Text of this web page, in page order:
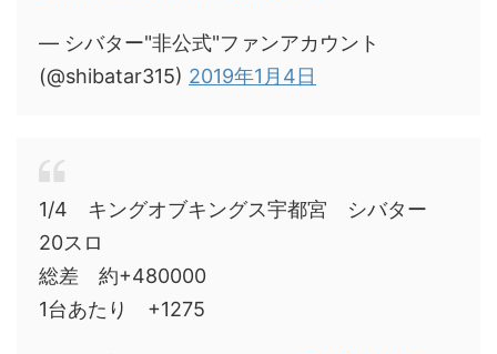
— シバター"非公式"ファンアカウント
(@shibatar315) 2019年1月4日
1/4 キングオブキングス宇都宮 シバター
20スロ
総差 約+480000
1台あたり +1275